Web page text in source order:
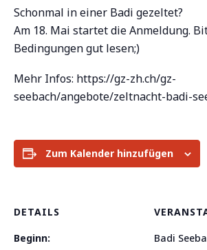
Schonmal in einer Badi gezeltet?
Am 18. Mai startet die Anmeldung.
Bedingungen gut lesen;)
Mehr Infos: https://gz-zh.ch/gz-
seebach/angebote/zeltnacht-badi-
Zum Kalender hinzufügen
DETAILS
Beginn:
Badi